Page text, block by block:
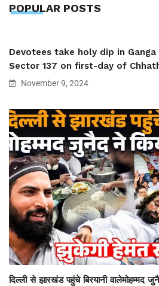
POPULAR POSTS
Devotees take holy dip in
Sector 137 on first-day of
November 9, 2024
दिल्ली से झारखंड पहुंचे बिरयानी वालेमोहम्मद